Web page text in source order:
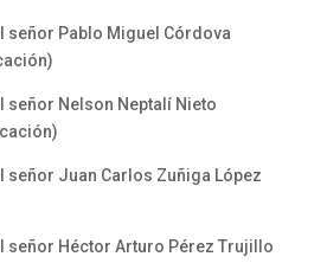
señor Pablo Miguel Córdova
señor Nelson Neptalí Nieto
señor Juan Carlos Zuñiga López
señor Héctor Arturo Pérez Trujillo